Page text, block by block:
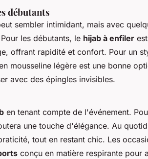
débutants
sembler intimidant, mais avec
les débutants, le hijab à enfiler
offrant rapidité et confort. Pour un
mousseline légère est une bonne
avec des épingles invisibles.
en tenant compte de l'événement.
une touche d'élégance. Au
tout en restant chic. Les
conçu en matière respirante pour